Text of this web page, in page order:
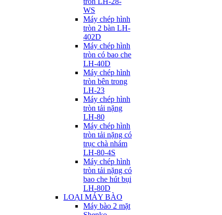
WS
Máy chép hình
tròn 2 bàn LH-
402D
Máy chép hình
tròn có bao che
LH-40D
Máy chép hình
tròn bên trong
LH-23
Máy chép hình
tròn tải nặng
LH-80
Máy chép hình
tròn tải nặng có
trục chà nhám
LH-80-4S
Máy chép hình
tròn tải nặng có
bao che hút bụi
LH-80D
LOẠI MÁY BÀO
Máy bào 2 mặt